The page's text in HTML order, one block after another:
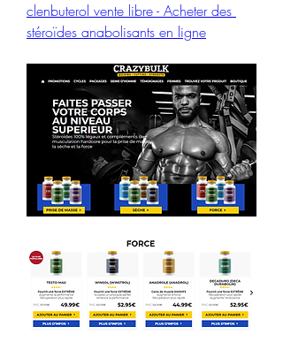
clenbuterol vente libre - Acheter des
stéroïdes anabolisants en ligne